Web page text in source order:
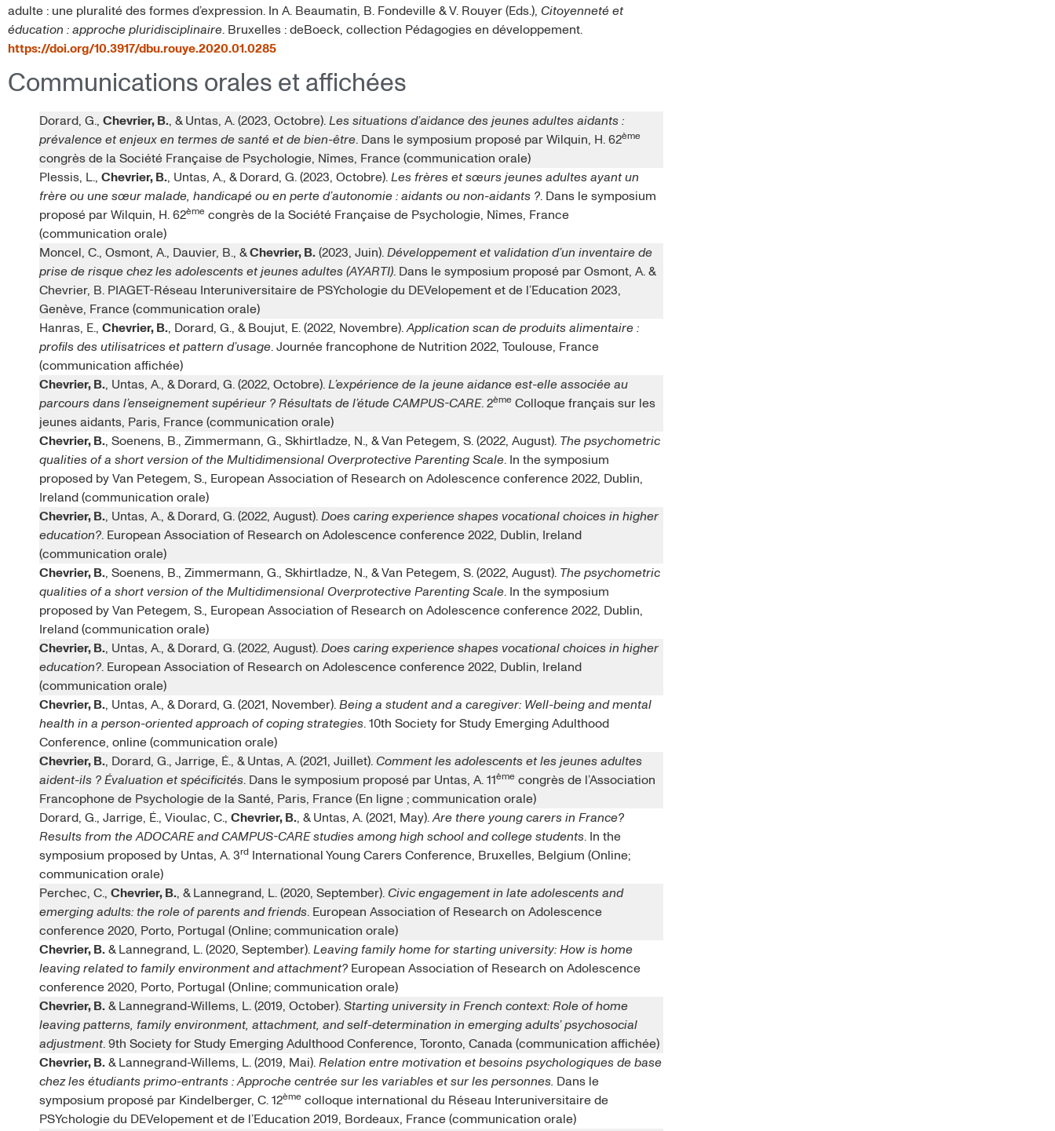
adulte : une pluralité des formes d’expression. In A. Beaumatin, B. Fondeville & V. Rouyer (Eds.), Citoyenneté et
éducation : approche pluridisciplinaire. Bruxelles : deBoeck, collection Pédagogies en développement.
https://doi.org/10.3917/dbu.rouye.2020.01.0285
Communications orales et affichées
Dorard, G., Chevrier, B., & Untas, A. (2023, Octobre). Les situations d’aidance des jeunes adultes aidants :
prévalence et enjeux en termes de santé et de bien-être. Dans le symposium proposé par Wilquin, H. 62ème
congrès de la Société Française de Psychologie, Nîmes, France (communication orale)
Plessis, L., Chevrier, B., Untas, A., & Dorard, G. (2023, Octobre). Les frères et sœurs jeunes adultes ayant un
frère ou une sœur malade, handicapé ou en perte d’autonomie : aidants ou non-aidants ?. Dans le symposium
proposé par Wilquin, H. 62ème congrès de la Société Française de Psychologie, Nîmes, France
(communication orale)
Moncel, C., Osmont, A., Dauvier, B., &Chevrier, B. (2023, Juin). Développement et validation d’un inventaire de
prise de risque chez les adolescents et jeunes adultes (AYARTI). Dans le symposium proposé par Osmont, A. &
Chevrier, B. PIAGET-Réseau Interuniversitaire de PSYchologie du DEVelopement et de l’Education 2023,
Genève, France (communication orale)
Hanras, E., Chevrier, B., Dorard, G., & Boujut, E. (2022, Novembre).Application scan de produits alimentaire :
profils des utilisatrices et pattern d’usage. Journée francophone de Nutrition 2022, Toulouse, France
(communication affichée)
Chevrier, B., Untas, A., & Dorard, G. (2022, Octobre). L’expérience de la jeune aidance est-elle associée au
parcours dans l’enseignement supérieur ? Résultats de l’étude CAMPUS-CARE. 2ème Colloque français sur les
jeunes aidants, Paris, France (communication orale)
Chevrier, B., Soenens, B., Zimmermann, G., Skhirtladze, N., & Van Petegem, S. (2022, August). The psychometric
qualities of a short version of the Multidimensional Overprotective Parenting Scale. In the symposium
proposed by Van Petegem, S., European Association of Research on Adolescence conference 2022, Dublin,
Ireland (communication orale)
Chevrier, B., Untas, A., & Dorard, G. (2022, August). Does caring experience shapes vocational choices in higher
education?. European Association of Research on Adolescence conference 2022, Dublin, Ireland
(communication orale)
Chevrier, B., Soenens, B., Zimmermann, G., Skhirtladze, N., & Van Petegem, S. (2022, August). The psychometric
qualities of a short version of the Multidimensional Overprotective Parenting Scale. In the symposium
proposed by Van Petegem, S., European Association of Research on Adolescence conference 2022, Dublin,
Ireland (communication orale)
Chevrier, B., Untas, A., & Dorard, G. (2022, August). Does caring experience shapes vocational choices in higher
education?. European Association of Research on Adolescence conference 2022, Dublin, Ireland
(communication orale)
Chevrier, B., Untas, A., & Dorard, G. (2021, November). Being a student and a caregiver: Well-being and mental
health in a person-oriented approach of coping strategies. 10th Society for Study Emerging Adulthood
Conference, online (communication orale)
Chevrier, B., Dorard, G., Jarrige, É., & Untas, A. (2021, Juillet). Comment les adolescents et les jeunes adultes
aident-ils ? Évaluation et spécificités. Dans le symposium proposé par Untas, A. 11ème congrès de l’Association
Francophone de Psychologie de la Santé, Paris, France (En ligne ; communication orale)
Dorard, G., Jarrige, É., Vioulac, C., Chevrier, B., & Untas, A. (2021, May).Are there young carers in France?
Results from the ADOCARE and CAMPUS-CARE studies among high school and college students. In the
symposium proposed by Untas, A. 3rd
International Young Carers Conference, Bruxelles, Belgium (Online;
communication orale)
Perchec, C., Chevrier, B., & Lannegrand, L. (2020, September). Civic engagement in late adolescents and
emerging adults: the role of parents and friends. European Association of Research on Adolescence
conference 2020, Porto, Portugal (Online; communication orale)
Chevrier, B. & Lannegrand, L. (2020, September). Leaving family home for starting university: How is home
leaving related to family environment and attachment? European Association of Research on Adolescence
conference 2020, Porto, Portugal (Online; communication orale)
Chevrier, B. & Lannegrand-Willems, L. (2019, October). Starting university in French context: Role of home
leaving patterns, family environment, attachment, and self-determination in emerging adults’ psychosocial
adjustment. 9th Society for Study Emerging Adulthood Conference, Toronto, Canada (communication affichée)
Chevrier, B. & Lannegrand-Willems, L. (2019, Mai). Relation entre motivation et besoins psychologiques de base
chez les étudiants primo-entrants : Approche centrée sur les variables et sur les personnes. Dans le
symposium proposé par Kindelberger, C. 12ème colloque international du Réseau Interuniversitaire de
PSYchologie du DEVelopement et de l’Education 2019, Bordeaux, France (communication orale)